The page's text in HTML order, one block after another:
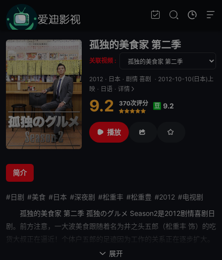
孤独的美食家 第二季
关联视频 :
2012 · 日本 · 剧情 喜剧 · 2012-10-10(日本)上
映 · 日语 · 详情
9.2 370次评分
很差
较差
还行推荐力荐
豆 9.2
播放
简介
#日剧 #美食 #日本 #深夜剧 #松重丰 #松重豊 #2012 #电视剧
孤独的美食家 第二季 孤独のグルメ Season2是2012剧情喜剧日
剧。前方注意，一大波美食跟随着名为井之头五郎（松重丰 饰）的吃
货大叔正在逼近！个体户五郎的足迹因为工作的关系正在逐步扩大。
去四处拜访顾客，为顾客找寻满意的物件，五郎在和不同的人和事的
 展开